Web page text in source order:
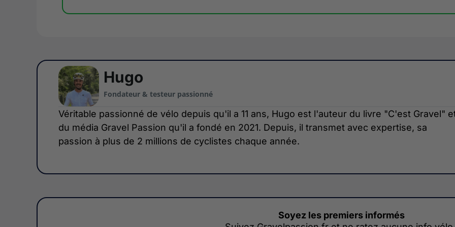
Hugo
Fondateur & testeur passionné
Véritable passionné de vélo depuis qu'il a 11 ans, Hugo est l'auteur du livre "C'est Gravel"
du média Gravel Passion qu'il a fondé en 2021. Depuis, il transmet avec expertise, sa
passion à plus de 2 millions de cyclistes chaque année.
Soyez les premiers informés